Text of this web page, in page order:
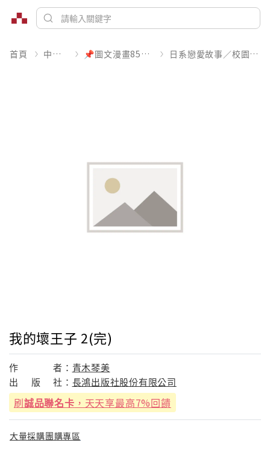
首頁 中文書 📌圖文漫畫85折起 日系戀愛故事／校園青春
我的壞王子 2(完)
作 者： 青木琴美
出
版 社： 長鴻出版社股份有限公司
刷誠品聯名卡 ，天天享最高7%回饋
大量採購團購專區